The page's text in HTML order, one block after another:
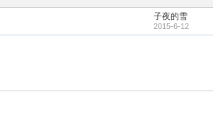
子夜的雪
2015-6-12